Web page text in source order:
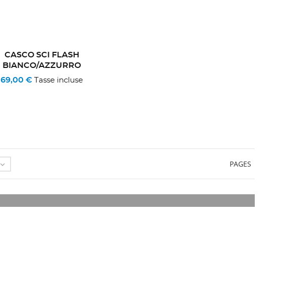
CASCO SCI FLASH
BIANCO/AZZURRO
69,00 € Tasse incluse
 PAGES